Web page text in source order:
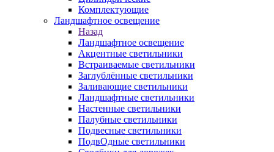
Комплектующие
Ландшафтное освещение
Назад
Ландшафтное освещение
Акцентные светильники
Встраиваемые светильники
Заглублённые светильники
Заливающие светильники
Ландшафтные светильники
Настенные светильники
Палубные светильники
Подвесные светильники
ПодвОдные светильники